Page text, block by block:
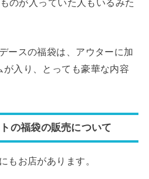
のが入っていた人もいるみた
ースの福袋は、アウターに加
が入り、とっても豪華な内容
の福袋の販売について
もお店があります。